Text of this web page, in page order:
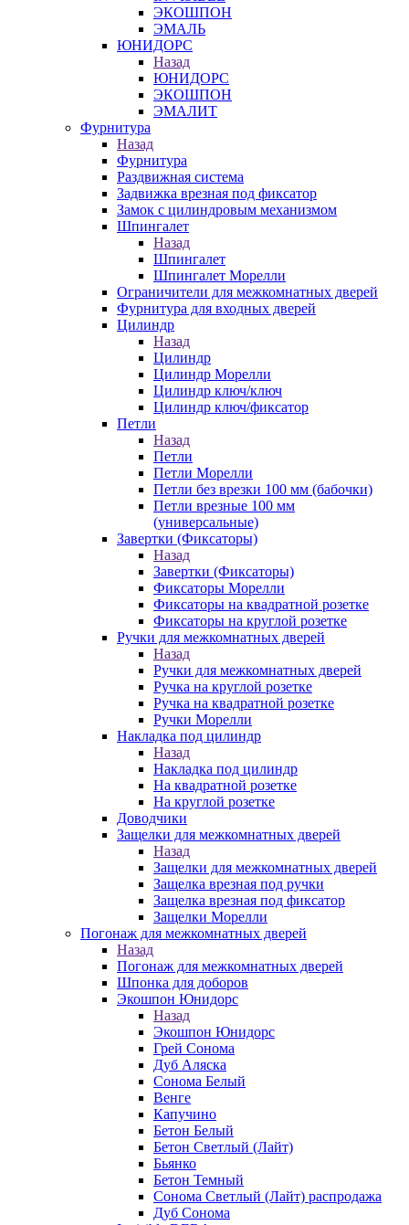
ЭКОШПОН
ЭМАЛЬ
ЮНИДОРС
Назад
ЮНИДОРС
ЭКОШПОН
ЭМАЛИТ
Фурнитура
Назад
Фурнитура
Раздвижная система
Задвижка врезная под фиксатор
Замок с цилиндровым механизмом
Шпингалет
Назад
Шпингалет
Шпингалет Морелли
Ограничители для межкомнатных дверей
Фурнитура для входных дверей
Цилиндр
Назад
Цилиндр
Цилиндр Морелли
Цилиндр ключ/ключ
Цилиндр ключ/фиксатор
Петли
Назад
Петли
Петли Морелли
Петли без врезки 100 мм (бабочки)
Петли врезные 100 мм
(универсальные)
Завертки (Фиксаторы)
Назад
Завертки (Фиксаторы)
Фиксаторы Морелли
Фиксаторы на квадратной розетке
Фиксаторы на круглой розетке
Ручки для межкомнатных дверей
Назад
Ручки для межкомнатных дверей
Ручка на круглой розетке
Ручка на квадратной розетке
Ручки Морелли
Накладка под цилиндр
Назад
Накладка под цилиндр
На квадратной розетке
На круглой розетке
Доводчики
Защелки для межкомнатных дверей
Назад
Защелки для межкомнатных дверей
Защелка врезная под ручки
Защелка врезная под фиксатор
Защелки Морелли
Погонаж для межкомнатных дверей
Назад
Погонаж для межкомнатных дверей
Шпонка для доборов
Экошпон Юнидорс
Назад
Экошпон Юнидорс
Грей Сонома
Дуб Аляска
Сонома Белый
Венге
Капучино
Бетон Белый
Бетон Светлый (Лайт)
Бьянко
Бетон Темный
Сонома Светлый (Лайт) распродажа
Дуб Сонома